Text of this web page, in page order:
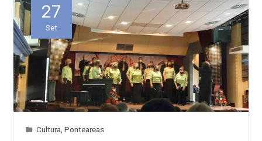
27
Set
Cultura ,Ponteareas